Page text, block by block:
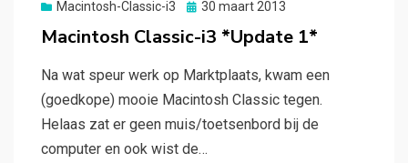
Macintosh-Classic-i3
Gepubliceerd
30 maart 2013
Macintosh Classic-i3 *Update 1*
Na wat speur werk op Marktplaats, kwam een
(goedkope) mooie Macintosh Classic tegen.
Helaas zat er geen muis/toetsenbord bij de
computer en ook wist de…